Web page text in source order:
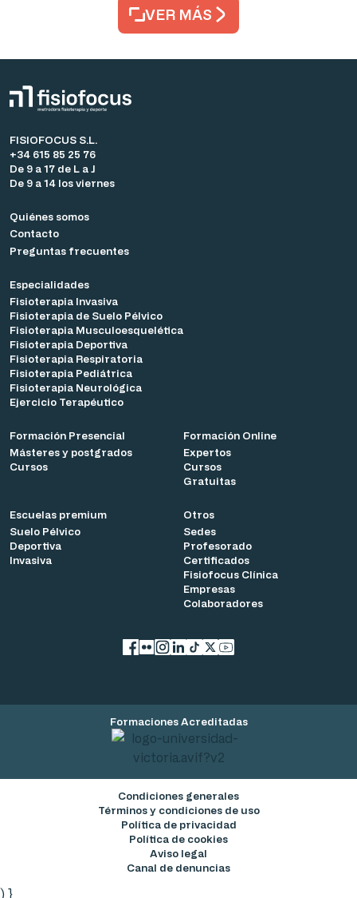
VER MÁS
FISIOFOCUS S.L.
+34 615 85 25 76
De 9 a 17 de L a J
De 9 a 14 los viernes
Quiénes somos
Contacto
Preguntas frecuentes
Especialidades
Fisioterapia Invasiva
Fisioterapia de Suelo Pélvico
Fisioterapia Musculoesquelética
Fisioterapia Deportiva
Fisioterapia Respiratoria
Fisioterapia Pediátrica
Fisioterapia Neurológica
Ejercicio Terapéutico
Formación Presencial
Másteres y postgrados
Cursos
Formación Online
Expertos
Cursos
Gratuitas
Escuelas premium
Suelo Pélvico
Deportiva
Invasiva
Otros
Sedes
Profesorado
Certificados
Fisiofocus Clínica
Empresas
Colaboradores
Formaciones Acreditadas
Condiciones generales
Términos y condiciones de uso
Política de privacidad
Política de cookies
Aviso legal
Canal de denuncias
) }